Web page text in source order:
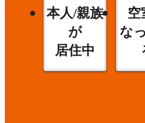
本人/親族
が
居住中
空
な